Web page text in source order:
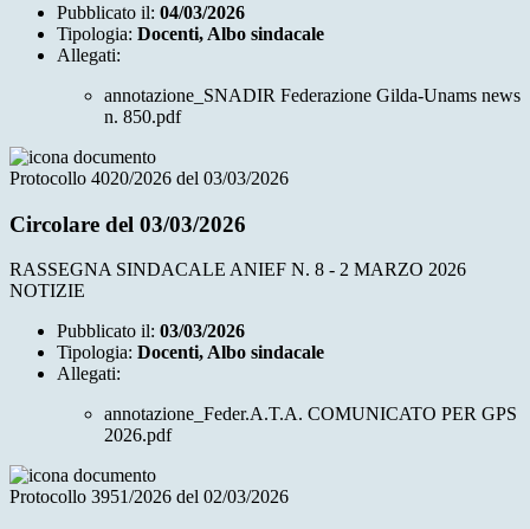
Pubblicato il: 04/03/2026
Tipologia: Docenti, Albo sindacale
Allegati:
annotazione_SNADIR Federazione Gilda-Unams news
n. 850.pdf
Protocollo 4020/2026 del 03/03/2026
Circolare del 03/03/2026
RASSEGNA SINDACALE ANIEF N. 8 - 2 MARZO 2026
NOTIZIE
Pubblicato il: 03/03/2026
Tipologia: Docenti, Albo sindacale
Allegati:
annotazione_Feder.A.T.A. COMUNICATO PER GPS
2026.pdf
Protocollo 3951/2026 del 02/03/2026